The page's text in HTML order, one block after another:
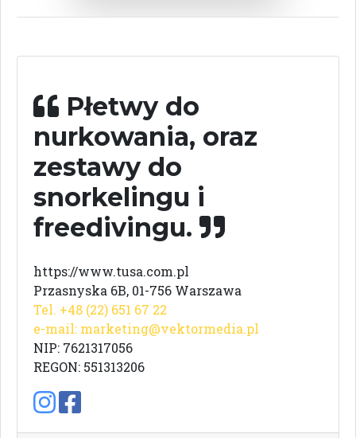
Płetwy do
nurkowania, oraz
zestawy do
snorkelingu i
freedivingu.
https://www.tusa.com.pl
Przasnyska 6B, 01-756 Warszawa
Tel. +48 (22) 651 67 22
e-mail: marketing@vektormedia.pl
NIP: 7621317056
REGON: 551313206